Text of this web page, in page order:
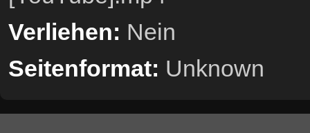
Verliehen: Nein
Seitenformat: Unknown